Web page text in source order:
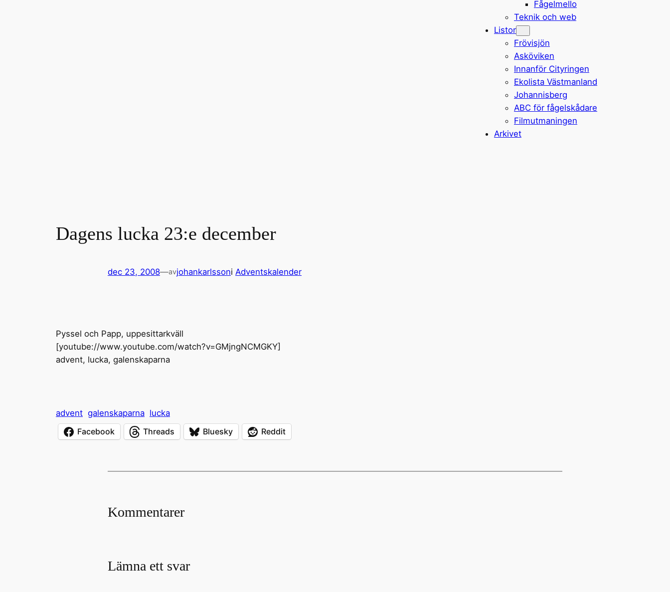
Fågelmello
Teknik och web
Listor
Frövisjön
Asköviken
Innanför Cityringen
Ekolista Västmanland
Johannisberg
ABC för fågelskådare
Filmutmaningen
Arkivet
Dagens lucka 23:e december
dec 23, 2008—avjohankarlssoni Adventskalender
Pyssel och Papp, uppesittarkväll
[youtube://www.youtube.com/watch?v=GMjngNCMGKY]
advent, lucka, galenskaparna
advent galenskaparna lucka
Facebook
Threads Bluesky Reddit
Kommentarer
Lämna ett svar